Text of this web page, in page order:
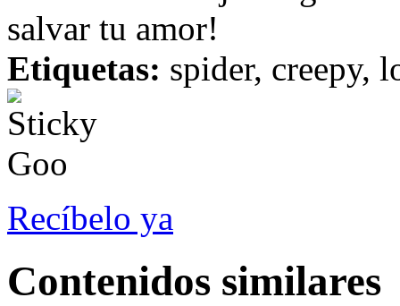
salvar tu amor!
Etiquetas: spider, creepy,
Recíbelo ya
Contenidos similares